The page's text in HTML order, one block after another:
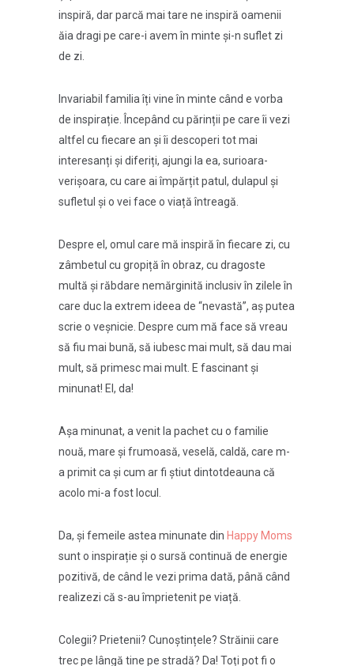
inspiră, dar parcă mai tare ne inspiră oamenii
ăia dragi pe care-i avem în minte și-n suflet zi
de zi.
Invariabil familia îți vine în minte când e vorba
de inspirație. Începând cu părinții pe care îi vezi
altfel cu fiecare an și îi descoperi tot mai
interesanți și diferiți, ajungi la ea, surioara-
verișoara, cu care ai împărțit patul, dulapul și
sufletul și o vei face o viață întreagă.
Despre el, omul care mă inspiră în fiecare zi, cu
zâmbetul cu gropiță în obraz, cu dragoste
multă și răbdare nemărginită inclusiv în zilele în
care duc la extrem ideea de “nevastă”, aș putea
scrie o veșnicie. Despre cum mă face să vreau
să fiu mai bună, să iubesc mai mult, să dau mai
mult, să primesc mai mult. E fascinant și
minunat! El, da!
Așa minunat, a venit la pachet cu o familie
nouă, mare și frumoasă, veselă, caldă, care m-
a primit ca și cum ar fi știut dintotdeauna că
acolo mi-a fost locul.
Da, și femeile astea minunate din Happy Moms
sunt o inspirație și o sursă continuă de energie
pozitivă, de când le vezi prima dată, până când
realizezi că s-au împrietenit pe viață.
Colegii? Prietenii? Cunoștințele? Străinii care
trec pe lângă tine pe stradă? Da! Toți pot fi o